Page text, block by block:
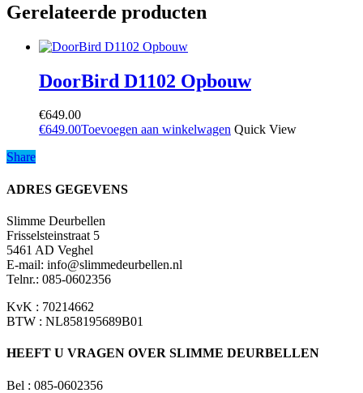
Gerelateerde producten
DoorBird D1102 Opbouw
€649.00
€649.00Toevoegen aan winkelwagen Quick View
Share
Share
ADRES GEGEVENS
Slimme Deurbellen
Frisselsteinstraat 5
5461 AD Veghel
E-mail: info@slimmedeurbellen.nl
Telnr.: 085-0602356
KvK : 70214662
BTW : NL858195689B01
HEEFT U VRAGEN OVER SLIMME DEURBELLEN
Bel : 085-0602356